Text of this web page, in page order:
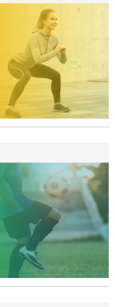
della stagione